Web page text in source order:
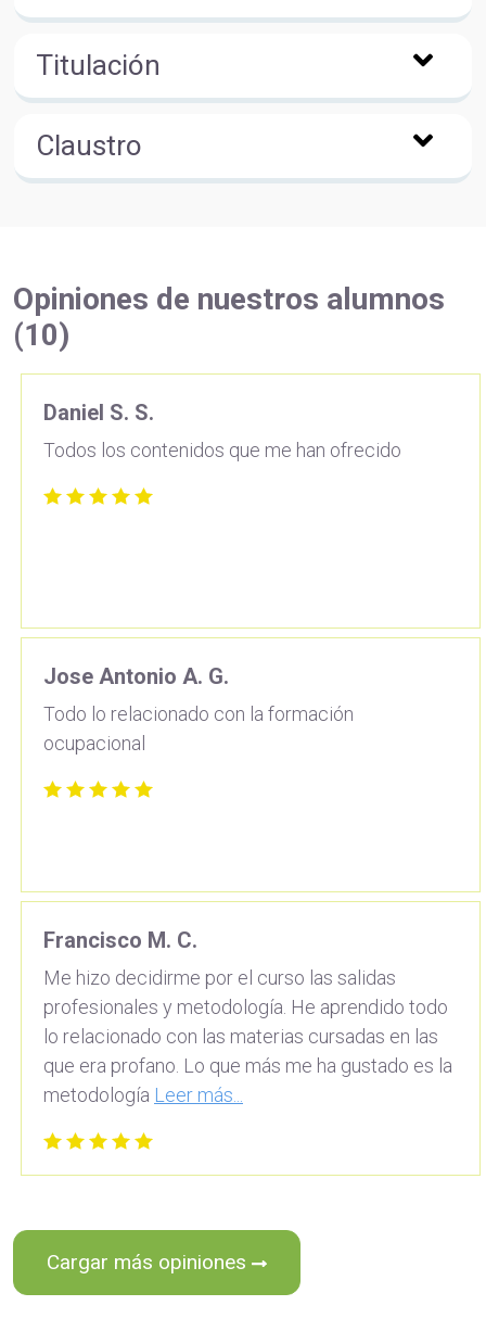
Titulación
Claustro
Opiniones de nuestros alumnos
(10)
Daniel S. S.
Todos los contenidos que me han ofrecido
Jose Antonio A. G.
Todo lo relacionado con la formación
ocupacional
Francisco M. C.
Me hizo decidirme por el curso las salidas
profesionales y metodología. He aprendido todo
lo relacionado con las materias cursadas en las
que era profano. Lo que más me ha gustado es la
metodología Leer más...
Cargar más opiniones